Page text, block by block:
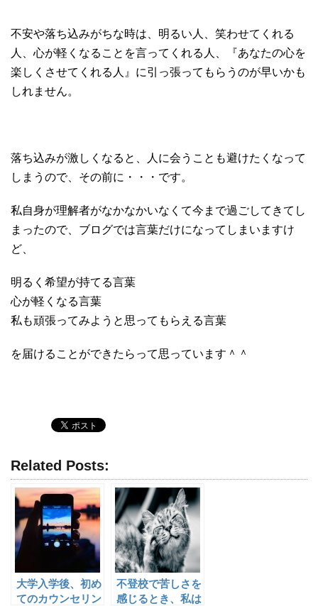
不安や落ち込みがちな時は、明るい人、笑わせてくれる
人、心が軽くなることを言ってくれる人、『あなたの心を
楽しくさせてくれる人』に引っ張ってもらうのが早いかも
しれません。
落ち込みが激しくなると、人に会うことも避けたくなって
しまうので、その前に・・・です。
私自身が理解者がなかなかいなくて今まで過ごしてきてし
まったので、ブログでは言葉だけになってしまいますけ
ど、
明るく希望が持てる言葉
心が軽くなる言葉
私も頑張ってみようと思ってもらえる言葉
を届けることができたらって思っています＾＾
Related Posts:
大学入学後、初め
てのカウンセリン
不登校で苦しさを
感じるとき、私は